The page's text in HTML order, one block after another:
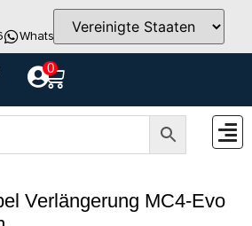
WhatsApp info@teutschtech.com
0
Verlängerung MC4-Evo